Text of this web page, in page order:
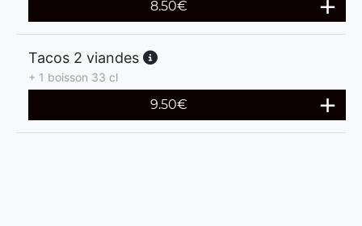
8.50€
Tacos 2 viandes
+ 1 boisson 33 cl
9.50€